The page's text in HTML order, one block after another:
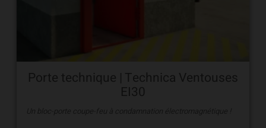
Porte technique | Technica Ventouses
EI30